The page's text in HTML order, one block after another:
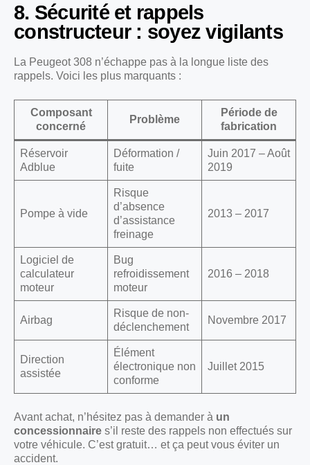
8. Sécurité et rappels
constructeur : soyez vigilants
La Peugeot 308 n’échappe pas à la longue liste des
rappels. Voici les plus marquants :
Composant
concerné
Problème
Période de
fabrication
Réservoir
Adblue
Déformation /
fuite
Juin 2017 – Août
2019
Pompe à vide
Risque
d’absence
d’assistance
freinage
2013 – 2017
Logiciel de
calculateur
moteur
Bug
refroidissement
moteur
2016 – 2018
Airbag
Risque de non-
déclenchement
Novembre 2017
Direction
assistée
Élément
électronique non
conforme
Juillet 2015
Avant achat, n’hésitez pas à demander à un
concessionnaire s’il reste des rappels non effectués sur
votre véhicule. C’est gratuit… et ça peut vous éviter un
accident.